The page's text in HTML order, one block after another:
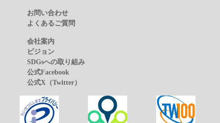
お問い合わせ
よくあるご質問
会社案内
ビジョン
SDGsへの取り組み
公式Facebook
公式X（Twitter）